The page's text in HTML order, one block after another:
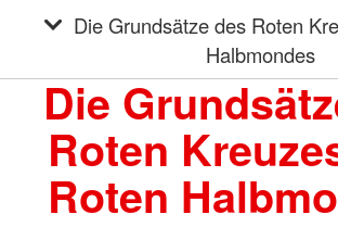
Halbmondes
Die
Roten
Roten